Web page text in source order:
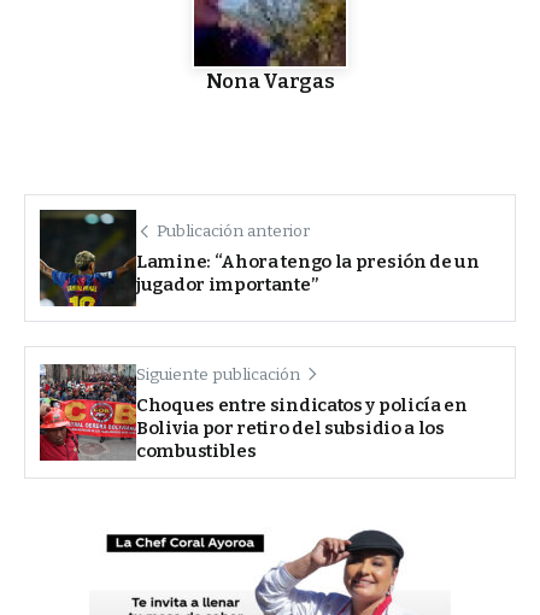
Nona Vargas
Publicación anterior
Lamine: “Ahora tengo la presión de un
jugador importante”
Siguiente publicación
Choques entre sindicatos y policía en
Bolivia por retiro del subsidio a los
combustibles